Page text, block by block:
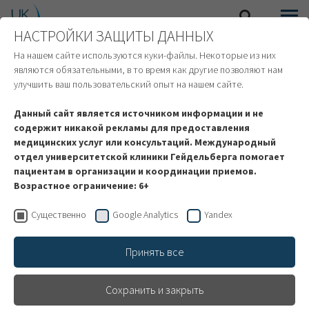
ИНОСТРАННЫЕ ПАЦИЕНТЫ
Сердечно-сосудистые
НАСТРОЙКИ ЗАЩИТЫ ДАННЫХ
На нашем сайте используются куки-файлы. Некоторые из них
являются обязательными, в то время как другие позволяют нам
улучшить ваш пользовательский опыт на нашем сайте.
Данный сайт является источником информации и не
содержит никакой рекламы для предоставления
медицинских услуг или консультаций. Международный
отдел университетской клиники Гейдельберга помогает
пациентам в организации и координации приемов.
Возрастное ограничение: 6+
Существенно Google Analytics Yandex
Принять все
Сохранить и закрыть